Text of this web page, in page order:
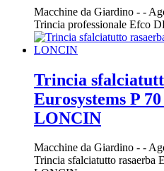
Macchine da Giardino - -
Trincia professionale Efco
Trincia
Eurosystems P
LONCIN
Macchine da Giardino - -
Trincia sfalciatutto rasaerba